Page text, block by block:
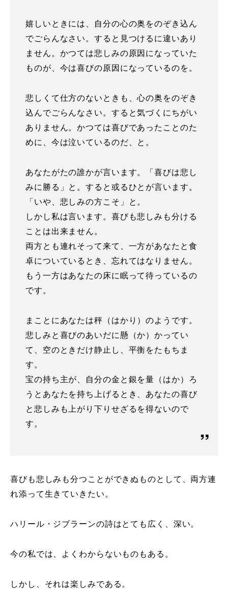
嬉しいときには、自分の心の奥をのぞき込ん
でごらんなさい。すると見つけるに違いあり
ません。かつては悲しみの原因になっていた
ものが、今は喜びの原因になっているのを。
悲しくて仕方のないときも、心の奥をのぞき
込んでごらんなさい。すると気づくにちがい
ありません。かつては喜びであったことのた
めに、今は泣いているのだ、と。
あなたがたの誰かが言います。「喜びは悲し
みに勝る」と。すると或るひとが言います。
「いや、悲しみの方こそ」と。
しかし私は言います。喜びも悲しみも分ける
ことは出来ません。
両方とも連れそって来て、一方があなたと食
卓についているとき、忘れてはなりません。
もう一方はあなたの床に眠って待っているの
です。
まことにあなたは秤（はかり）のようです。
悲しみと喜びのあいだに懸（か）かってい
て、空のときだけ静止し、平衡をたもちま
す。
宝の持ち主が、自分の金と銀を量（はか）ろ
うとあなたを持ち上げるとき、あなたの喜び
と悲しみも上がり下りせざるを得ないので
す。
喜びも悲しみも分つことができぬものとして、両方連
れ添って生きていきたい。
ハリール・ジブラーンの詩はとても広く、深い。
今の私では、よくわからないものもある。
しかし、それは楽しみである。